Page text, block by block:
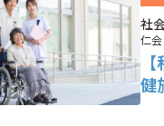
社
仁会
健